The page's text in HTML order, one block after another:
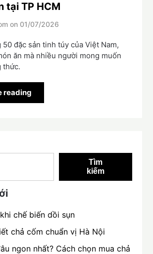
tại TP HCM
on 01/07/2026
50 đặc sản tinh túy của Việt Nam,
ăn mà nhiều người mong muốn
thức.
reading
Tìm
kiếm
chế biến dồi sụn
chả cốm chuẩn vị Hà Nội
ngon nhất? Cách chọn mua chả